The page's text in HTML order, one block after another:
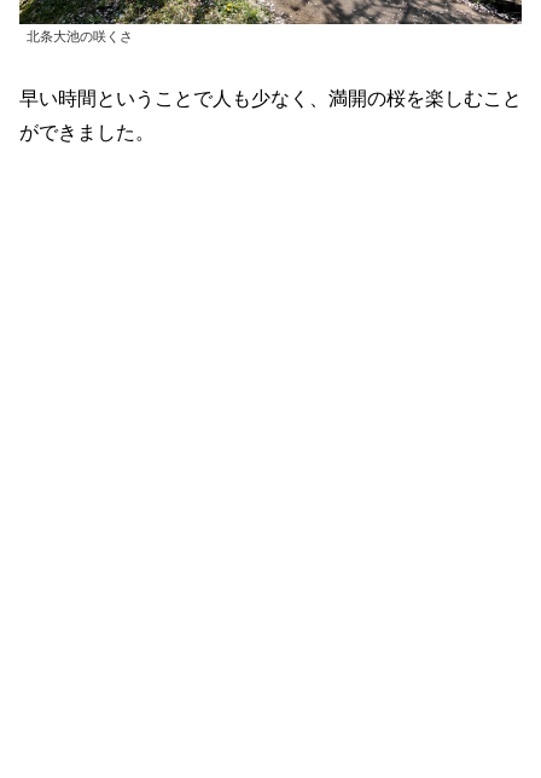
北条大池の咲くさ
早い時間ということで人も少なく、満開の桜を楽しむこと
ができました。